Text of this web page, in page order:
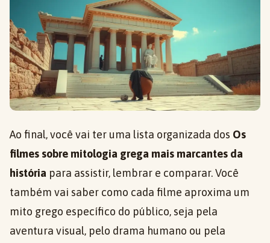
Ao final, você vai ter uma lista organizada dos Os
filmes sobre mitologia grega mais marcantes da
história para assistir, lembrar e comparar. Você
também vai saber como cada filme aproxima um
mito grego específico do público, seja pela
aventura visual, pelo drama humano ou pela